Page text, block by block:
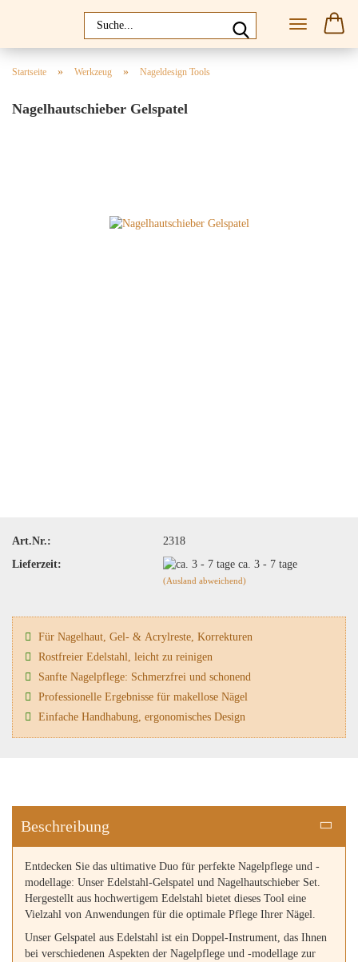
Startseite » Werkzeug » Nageldesign Tools
Nagelhautschieber Gelspatel
Art.Nr.:
2318
Lieferzeit:
ca. 3 - 7 tage
(Ausland abweichend)
Für Nagelhaut, Gel- & Acrylreste, Korrekturen
Rostfreier Edelstahl, leicht zu reinigen
Sanfte Nagelpflege: Schmerzfrei und schonend
Professionelle Ergebnisse für makellose Nägel
Einfache Handhabung, ergonomisches Design
Beschreibung
Entdecken Sie das ultimative Duo für perfekte Nagelpflege und -
modellage: Unser Edelstahl-Gelspatel und Nagelhautschieber Set.
Hergestellt aus hochwertigem Edelstahl bietet dieses Tool eine
Vielzahl von Anwendungen für die optimale Pflege Ihrer Nägel.
Unser Gelspatel aus Edelstahl ist ein Doppel-Instrument, das Ihnen
bei verschiedenen Aspekten der Nagelpflege und -modellage zur